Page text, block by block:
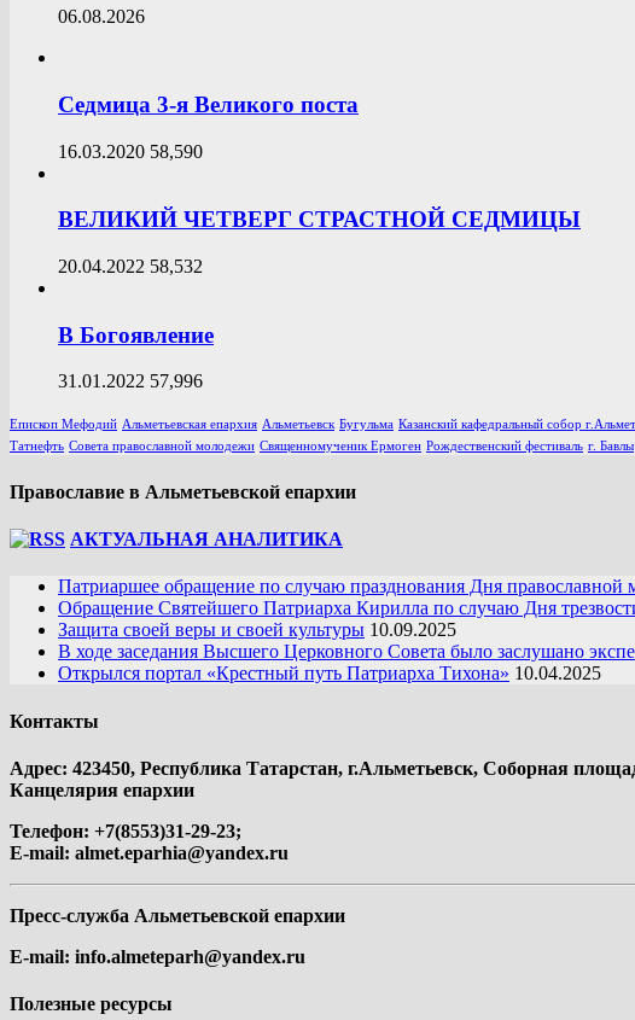
06.08.2026
Седмица 3-я Великого поста
16.03.2020 58,590
ВЕЛИКИЙ ЧЕТВЕРГ СТРАСТНОЙ СЕДМИЦЫ
20.04.2022 58,532
В Богоявление
31.01.2022 57,996
Епископ Мефодий Альметьевская епархия Альметьевск Бугульма Казанский кафедральный собор
Татнефть Совета православной молодежи Священномученик Ермоген Рождественский фестиваль г. Бавлы
Православие в Альметьевской епархии
АКТУАЛЬНАЯ АНАЛИТИКА
Патриаршее обращение по случаю празднования Дня православной
Обращение Святейшего Патриарха Кирилла по случаю Дня
Защита своей веры и своей культуры 10.09.2025
В ходе заседания Высшего Церковного Совета было заслушано
Открылся портал «Крестный путь Патриарха Тихона» 10.04.2025
Контакты
Адрес: 423450, Республика Татарстан, г.Альметьевск, Соборная
Канцелярия епархии
Телефон: +7(8553)31-29-23;
E-mail: almet.eparhia@yandex.ru
Пресс-служба Альметьевской епархии
E-mail: info.almeteparh@yandex.ru
Полезные ресурсы